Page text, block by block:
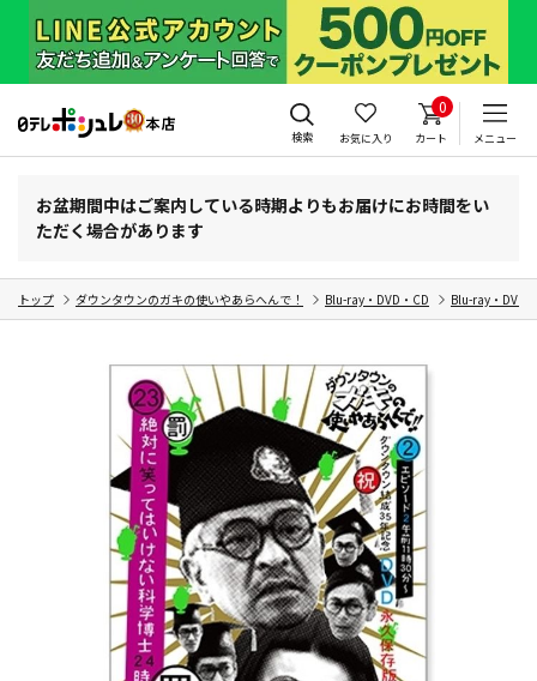
検索 お気に入り
0
カート メニュー
お盆期間中はご案内している時期よりもお届けにお時間をい
ただく場合があります
トップ ダウンタウンのガキの使いやあらへんで！ Blu-ray・DVD・CD Blu-ray・DVD